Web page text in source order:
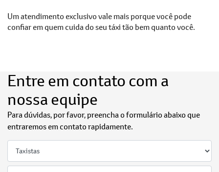
Um atendimento exclusivo vale mais porque você pode
confiar em quem cuida do seu táxi tão bem quanto você.
Entre em contato com a
nossa equipe
Para dúvidas, por favor, preencha o formulário abaixo que
entraremos em contato rapidamente.